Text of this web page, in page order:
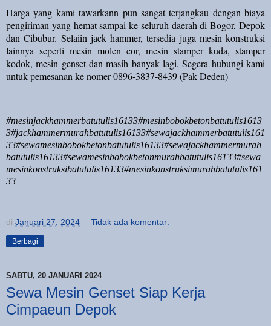
Harga yang kami tawarkann pun sangat terjangkau dengan biaya
pengiriman yang hemat sampai ke seluruh daerah di Bogor, Depok
dan Cibubur. Selaiin jack hammer, tersedia juga mesin konstruksi
lainnya seperti mesin molen cor, mesin stamper kuda, stamper
kodok, mesin genset dan masih banyak lagi. Segera hubungi kami
untuk pemesanan ke nomer 0896-3837-8439 (Pak Deden)
#mesinjackhammerbatutulis16133#mesinbobokbetonbatutulis1613
3#jackhammermurahbatutulis16133#sewajackhammerbatutulis161
33#sewamesinbobokbetonbatutulis16133#sewajackhammermurah
batutulis16133#sewamesinbobokbetonmurahbatutulis16133#sewa
mesinkonstruksibatutulis16133#mesinkonstruksimurahbatutulis161
33
di Januari 27, 2024 Tidak ada komentar:
Berbagi
SABTU, 20 JANUARI 2024
Sewa Mesin Genset Siap Kerja
Cimpaeun Depok